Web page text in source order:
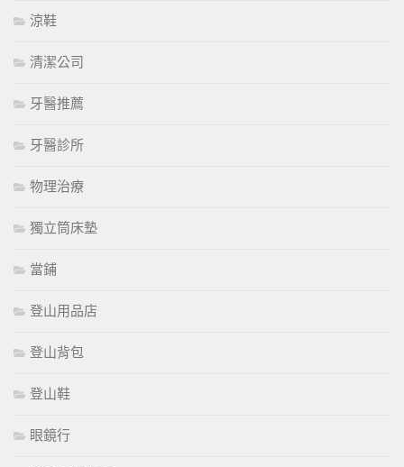
涼鞋
清潔公司
牙醫推薦
牙醫診所
物理治療
獨立筒床墊
當鋪
登山用品店
登山背包
登山鞋
眼鏡行